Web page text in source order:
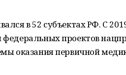
в 52 субъектах РФ. С
федеральных проектов
оказания первичной